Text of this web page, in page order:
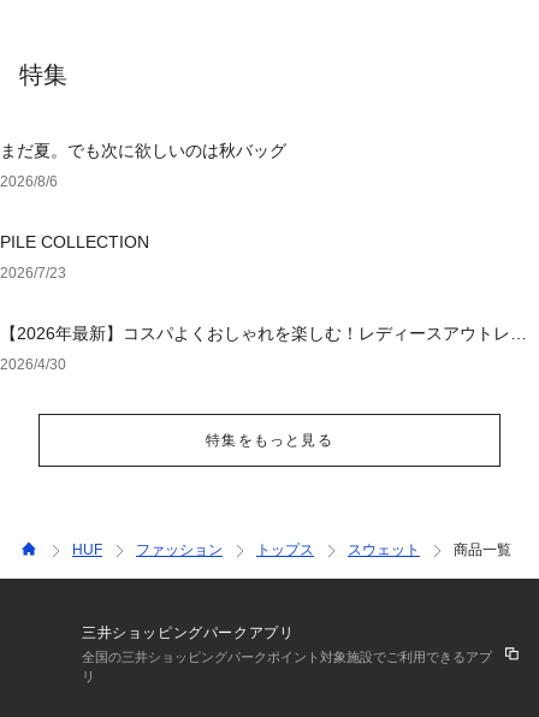
特集
まだ夏。でも次に欲しいのは秋バッグ
2026/8/6
PILE COLLECTION
2026/7/23
【2026年最新】コスパよくおしゃれを楽しむ！レディースアウトレッ
トおすすめブランド特集
2026/4/30
特集をもっと見る
HUF ファッション トップス スウェット 商品一覧
三井ショッピングパークアプリ
全国の三井ショッピングパークポイント対象施設でご利用できるアプ
リ